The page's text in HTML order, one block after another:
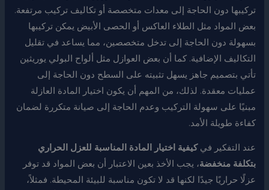
تركيبها دون الحاجة إلى معدات متخصصة أو تكاليف تركيب مرتفعة.
بعض المواد مثل الطلاء العاكس أو الحصى الأبيض يمكن تركيبها
بسهولة دون الحاجة إلى تدخل متخصصين، مما يساعد في تقليل
التكاليف الإضافية. كما أن بعض العوازل مثل ألواح البولي يوريثين
تأتي بتصميم جاهز يسهل تثبيته على السطح دون الحاجة إلى
عمليات معقدة. لذلك، من المهم أن يكون اختيار المادة العازلة
مبنيًا على سهولة التركيب وعدم الحاجة إلى صيانة متكررة لضمان
كفاءة طويلة الأمد.
عند التفكير فيكيفية اختيار المادة المناسبة للعزل الحراري
بتكلفة منخفضة، يجب الأخذ بعين الاعتبار أن بعض المواد قد توفر
عزلًا حراريًا جيدًا لكنها قد لا تكون مناسبة للبيئة المحيطة. فمثلاً،